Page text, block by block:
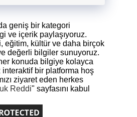
geniş bir kategori
ve içerik paylaşıyoruz.
eğitim, kültür ve daha birçok
değerli bilgiler sunuyoruz.
konuda bilgiye kolayca
bir platforma hoş
ziyaret eden herkes
Reddi" sayfasını kabul